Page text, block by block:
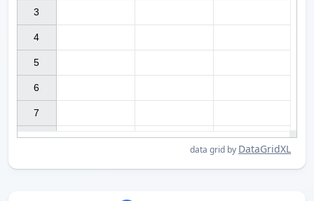
3
4
5
6
7
data grid by DataGridXL